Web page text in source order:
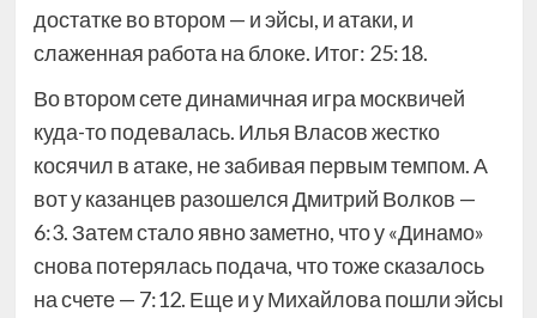
достатке во втором — и эйсы, и атаки, и
слаженная работа на блоке. Итог: 25:18.
Во втором сете динамичная игра москвичей
куда-то подевалась. Илья Власов жестко
косячил в атаке, не забивая первым темпом. А
вот у казанцев разошелся Дмитрий Волков —
6:3. Затем стало явно заметно, что у «Динамо»
снова потерялась подача, что тоже сказалось
на счете — 7:12. Еще и у Михайлова пошли эйсы